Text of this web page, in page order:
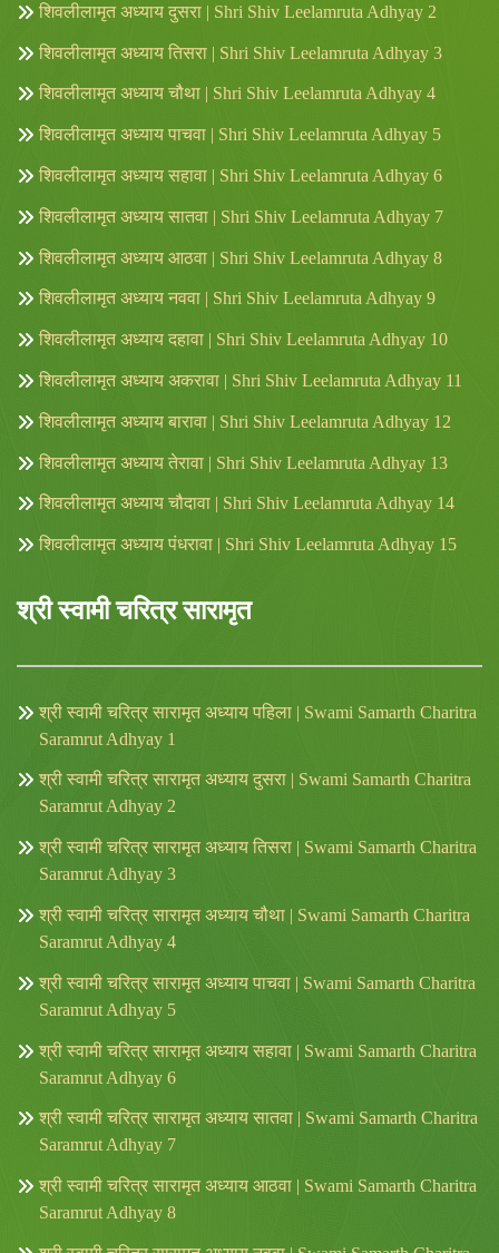
शिवलीलामृत अध्याय दुसरा | Shri Shiv Leelamruta Adhyay 2
शिवलीलामृत अध्याय तिसरा | Shri Shiv Leelamruta Adhyay 3
शिवलीलामृत अध्याय चौथा | Shri Shiv Leelamruta Adhyay 4
शिवलीलामृत अध्याय पाचवा | Shri Shiv Leelamruta Adhyay 5
शिवलीलामृत अध्याय सहावा | Shri Shiv Leelamruta Adhyay 6
शिवलीलामृत अध्याय सातवा | Shri Shiv Leelamruta Adhyay 7
शिवलीलामृत अध्याय आठवा | Shri Shiv Leelamruta Adhyay 8
शिवलीलामृत अध्याय नववा | Shri Shiv Leelamruta Adhyay 9
शिवलीलामृत अध्याय दहावा | Shri Shiv Leelamruta Adhyay 10
शिवलीलामृत अध्याय अकरावा | Shri Shiv Leelamruta Adhyay 11
शिवलीलामृत अध्याय बारावा | Shri Shiv Leelamruta Adhyay 12
शिवलीलामृत अध्याय तेरावा | Shri Shiv Leelamruta Adhyay 13
शिवलीलामृत अध्याय चौदावा | Shri Shiv Leelamruta Adhyay 14
शिवलीलामृत अध्याय पंधरावा | Shri Shiv Leelamruta Adhyay 15
श्री स्वामी चरित्र सारामृत
श्री स्वामी चरित्र सारामृत अध्याय पहिला | Swami Samarth Charitra
Saramrut Adhyay 1
श्री स्वामी चरित्र सारामृत अध्याय दुसरा | Swami Samarth Charitra
Saramrut Adhyay 2
श्री स्वामी चरित्र सारामृत अध्याय तिसरा | Swami Samarth Charitra
Saramrut Adhyay 3
श्री स्वामी चरित्र सारामृत अध्याय चौथा | Swami Samarth Charitra
Saramrut Adhyay 4
श्री स्वामी चरित्र सारामृत अध्याय पाचवा | Swami Samarth Charitra
Saramrut Adhyay 5
श्री स्वामी चरित्र सारामृत अध्याय सहावा | Swami Samarth Charitra
Saramrut Adhyay 6
श्री स्वामी चरित्र सारामृत अध्याय सातवा | Swami Samarth Charitra
Saramrut Adhyay 7
श्री स्वामी चरित्र सारामृत अध्याय आठवा | Swami Samarth Charitra
Saramrut Adhyay 8